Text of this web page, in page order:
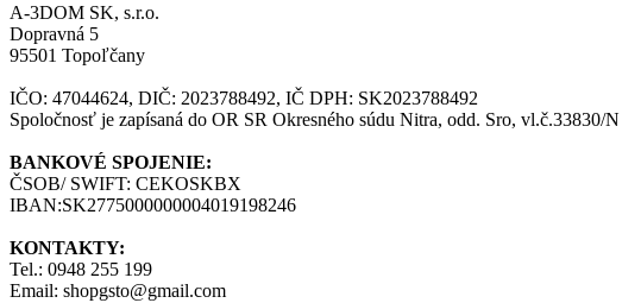
A -3DOM SK, s.r.o.
Dopravná 5
95501 Topoľčany
IČO: 47044624, DIČ: 2023788492, IČ DPH: SK2023788492
Spoločnosť je zapísaná do OR SR Okresného súdu Nitra, odd. Sro, vl.č.33830/N
BANKOVÉ SPOJENIE:
ČSOB/ SWIFT: CEKOSKBX
IBAN:SK2775000000004019198246
KONTAKTY:
Tel.: 0948 255 199
Email: shopgsto@gmail.com